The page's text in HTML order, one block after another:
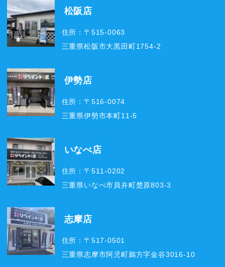
松阪店
住所：〒515-0063
三重県松阪市大黒田町1754-2
伊勢店
住所：〒516-0074
三重県伊勢市本町11-5
いなべ店
住所：〒511-0202
三重県いなべ市員弁町楚原803-3
志摩店
住所：〒517-0501
三重県志摩市阿児町鵜方字金谷3016-10